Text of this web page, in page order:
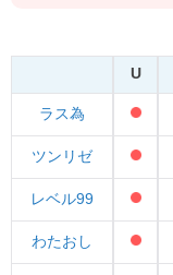
U
ラス為
ツンリゼ
レベル99
わたおし